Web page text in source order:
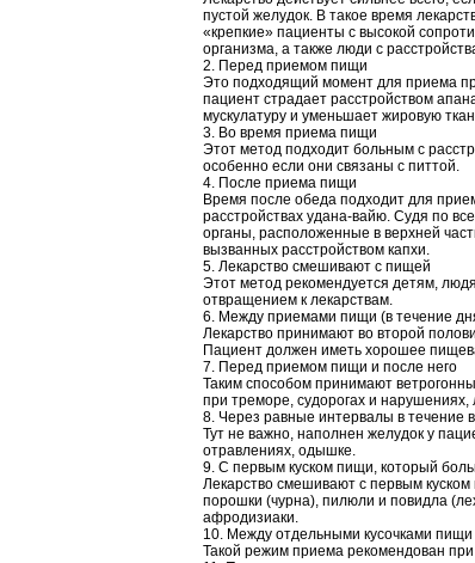
пустой желудок. В такое время
«крепкие» пациенты с высокой
организма, а также люди с
2. Перед приемом пищи
Это подходящий момент для приема
пациент страдает расстройством
мускулатуру и уменьшает жировую
3. Во время приема пищи
Этот метод подходит больным с
особенно если они связаны с питтой.
4. После приема пищи
Время после обеда подходит для
расстройствах удана‑вайю. Судя по
органы, расположенные в верхней
вызванных расстройством капхи.
5. Лекарство смешивают с пищей
Этот метод рекомендуется детям,
отвращением к лекарствам.
6. Между приемами пищи (в течение
Лекарство принимают во второй
Пациент должен иметь хорошее
7. Перед приемом пищи и после него
Таким способом принимают
при треморе, судорогах и
8. Через равные интервалы в течение
Тут не важно, наполнен желудок у
отравлениях, одышке.
9. С первым куском пищи, который
Лекарство смешивают с первым
порошки (чурна), пилюли и повидла
афродизиаки.
10. Между отдельными кусочками пищи
Такой режим приема рекомендован